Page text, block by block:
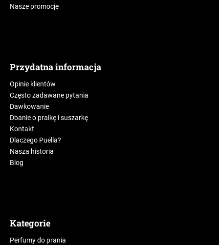
Nasze promocje
Przydatna informacja
Opinie klientów
Często zadawane pytania
Dawkowanie
Dbanie o pralkę i suszarkę
Kontakt
Dlaczego Puella?
Nasza historia
Blog
Kategorie
Perfumy do prania